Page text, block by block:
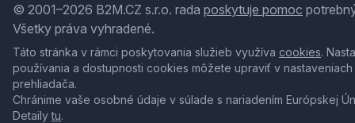
© 2001–2026 B2M.CZ s.r.o. rada poskytuje pomoc
Všetky práva vyhradené.
Táto stránka v rámci poskytovania služieb využíva cookies.
používania a dostupnosti cookies môžete upraviť v nastaveniach
prehliadača.
Chránime vaše osobné údaje v súlade s nariadením Európskej
Detailytu.